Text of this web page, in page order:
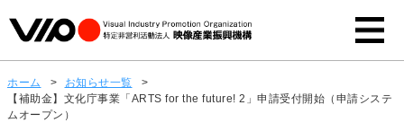
ホーム > お知らせ一覧
>
【補助金】文化庁事業「ARTS for the future! 2」申請受付開始（申請システ
ムオープン）